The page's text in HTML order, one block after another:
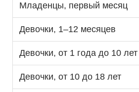
Младенцы, первый месяц
Девочки, 1–12 месяцев
Девочки, от 1 года до 10 лет
Девочки, от 10 до 18 лет